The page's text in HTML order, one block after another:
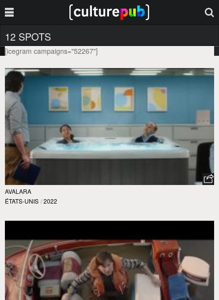
12 SPOTS
[icegram campaigns="52267"]
AVALARA
ÉTATS-UNIS / 2022